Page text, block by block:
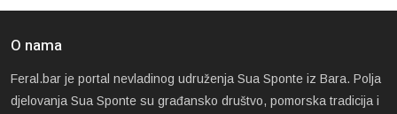
O nama
Feral.bar je portal nevladinog udruženja Sua Sponte iz Bara. Polja
djelovanja Sua Sponte su građansko društvo, pomorska tradicija i